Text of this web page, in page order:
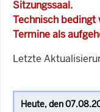
Sitzungssaal.
Technisch bedingt
Termine als
Letzte